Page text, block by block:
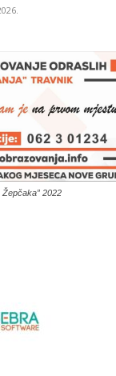
Žepčaka” 2022